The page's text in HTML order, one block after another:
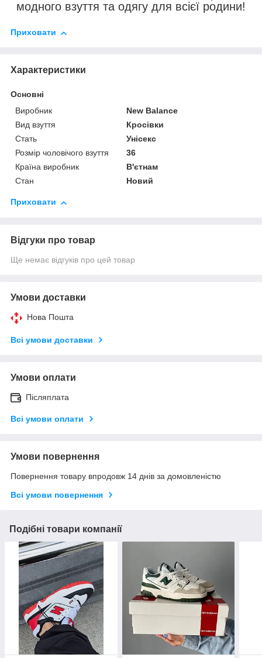
модного взуття та одягу для всієї родини!
Приховати
Характеристики
Основні
Виробник
New Balance
Вид взуття
Кросівки
Стать
Унісекс
Розмір чоловічого взуття
36
Країна виробник
В'єтнам
Стан
Новий
Приховати
Відгуки про товар
Ще немає відгуків про цей товар
Умови доставки
Нова Пошта
Всі умови доставки
Умови оплати
Післяплата
Всі умови оплати
Умови повернення
Повернення товару впродовж 14 днів за домовленістю
Всі умови повернення
Подібні товари компанії